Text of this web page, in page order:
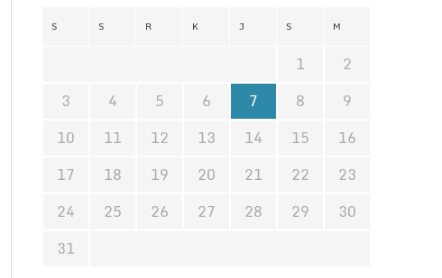
S S R K J S M
1
2
3
4 5 6 7 8
9
10
11 12 13 14 15
16
17
18 19 20 21 22
23
24
25 26 27 28 29
30
31